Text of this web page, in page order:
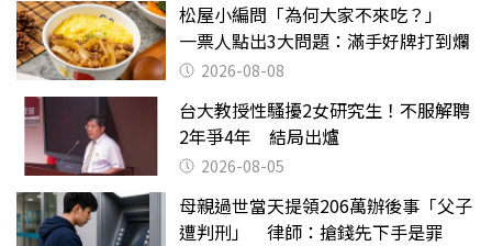
松屋小編問「為何大家不來吃？」
一票人點出3大問題：滿手好牌打到爛
2026-08-08
台大教授性騷擾2女研究生！不服解聘
2年爭4年 結局出爐
2026-08-05
母親過世當天提領206萬辦後事「父子
遭判刑」 律師：搶錢先下手是罪